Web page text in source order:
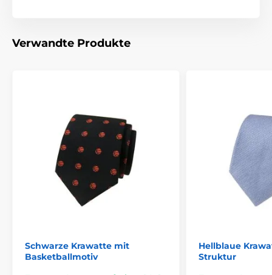
Verwandte Produkte
Schwarze Krawatte mit
Basketballmotiv
Hellblaue
Struktur